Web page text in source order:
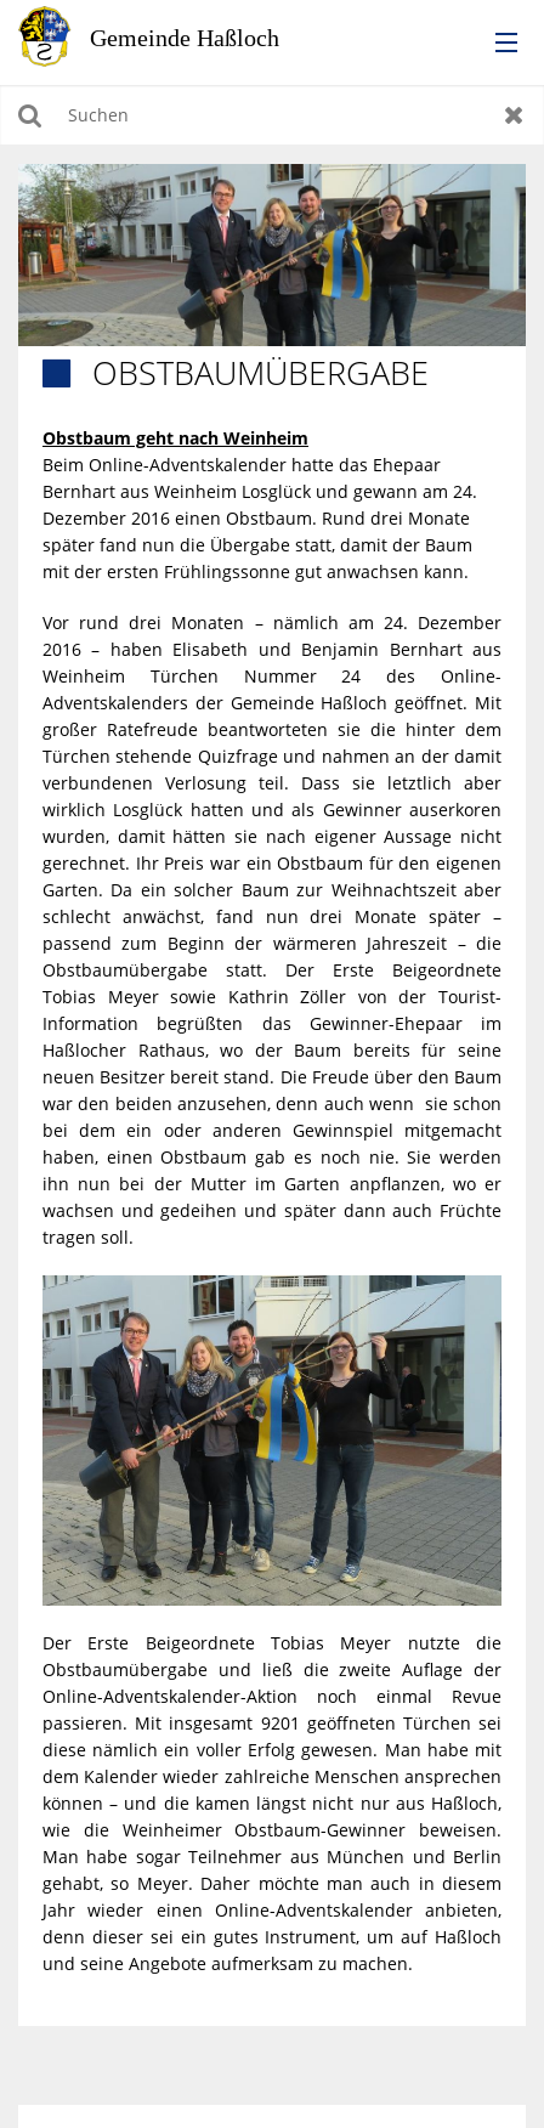
RATHAUS
LEBEN IN HASSLOCH
BILDUNG & KULTUR
WIRTSCHAFTEN, BAUEN, WOHNEN & UMWELT
TOURISMUS
Suchen
OBSTBAUMÜBERGABE
Obstbaum geht nach Weinheim
Beim Online-Adventskalender hatte das Ehepaar
Bernhart aus Weinheim Losglück und gewann am 24.
Dezember 2016 einen Obstbaum. Rund drei Monate
später fand nun die Übergabe statt, damit der Baum
mit der ersten Frühlingssonne gut anwachsen kann.
Vor rund drei Monaten – nämlich am 24. Dezember
2016 – haben Elisabeth und Benjamin Bernhart aus
Weinheim Türchen Nummer 24 des Online-
Adventskalenders der Gemeinde Haßloch geöffnet. Mit
großer Ratefreude beantworteten sie die hinter dem
Türchen stehende Quizfrage und nahmen an der damit
verbundenen Verlosung teil. Dass sie letztlich aber
wirklich Losglück hatten und als Gewinner auserkoren
wurden, damit hätten sie nach eigener Aussage nicht
gerechnet. Ihr Preis war ein Obstbaum für den eigenen
Garten. Da ein solcher Baum zur Weihnachtszeit aber
schlecht anwächst, fand nun drei Monate später –
passend zum Beginn der wärmeren Jahreszeit – die
Obstbaumübergabe statt. Der Erste Beigeordnete
Tobias Meyer sowie Kathrin Zöller von der Tourist-
Information begrüßten das Gewinner-Ehepaar im
Haßlocher Rathaus, wo der Baum bereits für seine
neuen Besitzer bereit stand. Die Freude über den Baum
war den beiden anzusehen, denn auch wenn sie schon
bei dem ein oder anderen Gewinnspiel mitgemacht
haben, einen Obstbaum gab es noch nie. Sie werden
ihn nun bei der Mutter im Garten anpflanzen, wo er
wachsen und gedeihen und später dann auch Früchte
tragen soll.
Der Erste Beigeordnete Tobias Meyer nutzte die
Obstbaumübergabe und ließ die zweite Auflage der
Online-Adventskalender-Aktion noch einmal Revue
passieren. Mit insgesamt 9201 geöffneten Türchen sei
diese nämlich ein voller Erfolg gewesen. Man habe mit
dem Kalender wieder zahlreiche Menschen ansprechen
können – und die kamen längst nicht nur aus Haßloch,
wie die Weinheimer Obstbaum-Gewinner beweisen.
Man habe sogar Teilnehmer aus München und Berlin
gehabt, so Meyer. Daher möchte man auch in diesem
Jahr wieder einen Online-Adventskalender anbieten,
denn dieser sei ein gutes Instrument, um auf Haßloch
und seine Angebote aufmerksam zu machen.